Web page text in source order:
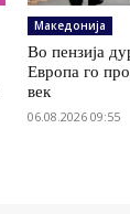
Македонија
Во пензија
Европа го
век
06.08.2026 09:55